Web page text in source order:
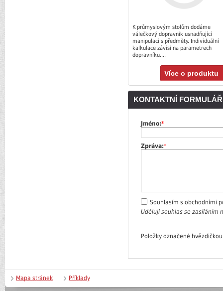
K průmyslovým stolům dodáme
válečkový dopravník usnadňující
manipulaci s předměty. Individuální
kalkulace závisí na parametrech
dopravníku....
Více o produktu
KONTAKTNÍ FORMULÁŘ
Jméno:*
Zpráva:*
Souhlasím s obchodními
Uděluji souhlas se zasíláním
Položky označené
Mapa stránek Příklady